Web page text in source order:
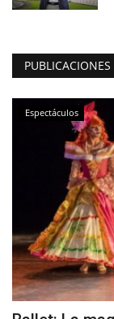
Política